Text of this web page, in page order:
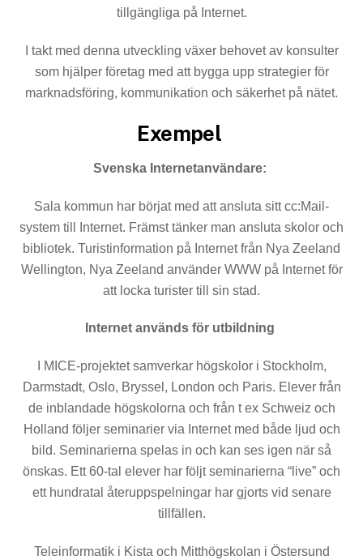
tillgängliga på Internet.
I takt med denna utveckling växer behovet av konsulter
som hjälper företag med att bygga upp strategier för
mark­nadsföring, kommunikation och säkerhet på nätet.
Exempel
Svenska Internetanvändare:
Sala kommun har börjat med att ansluta sitt cc:Mail-
system till Internet. Främst tänker man ansluta skolor och
bibliotek. Turistinformation på Internet från Nya Zeeland
Wellington, Nya Zeeland använder WWW på Internet för
att locka turister till sin stad.
Internet används för utbildning
I MICE-projektet samverkar högskolor i Stockholm,
Darm­stadt, Oslo, Bryssel, London och Paris. Elever från
de inblandade högskolorna och från t ex Schweiz och
Holland följer seminarier via Internet med både ljud och
bild. Seminarierna spelas in och kan ses igen när så
önskas. Ett 60-tal elever har följt seminarierna “live” och
ett hundratal återuppspelningar har gjorts vid senare
tillfällen.
Teleinformatik i Kista och Mitthögskolan i Östersund